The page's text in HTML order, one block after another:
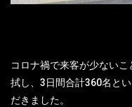
コロナ禍で来客が少ない
拭し、3日間合計360名と
だきました。